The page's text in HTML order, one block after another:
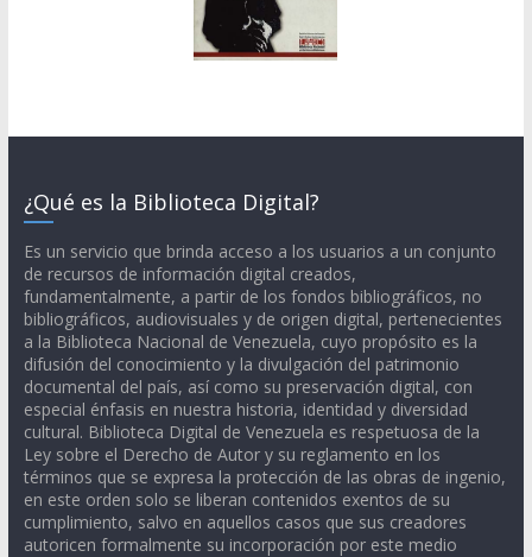
¿Qué es la Biblioteca Digital?
Es un servicio que brinda acceso a los usuarios a un conjunto
de recursos de información digital creados,
fundamentalmente, a partir de los fondos bibliográficos, no
bibliográficos, audiovisuales y de origen digital, pertenecientes
a la Biblioteca Nacional de Venezuela, cuyo propósito es la
difusión del conocimiento y la divulgación del patrimonio
documental del país, así como su preservación digital, con
especial énfasis en nuestra historia, identidad y diversidad
cultural. Biblioteca Digital de Venezuela es respetuosa de la
Ley sobre el Derecho de Autor y su reglamento en los
términos que se expresa la protección de las obras de ingenio,
en este orden solo se liberan contenidos exentos de su
cumplimiento, salvo en aquellos casos que sus creadores
autoricen formalmente su incorporación por este medio